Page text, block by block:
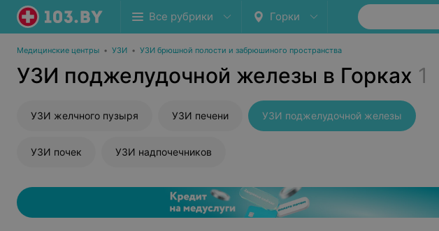
Все рубрики Горки
Медицинские центры • УЗИ • УЗИ брюшной полости и забрюшиного пространства
УЗИ поджелудочной железы в Горках 1
УЗИ желчного пузыря УЗИ печени УЗИ поджелудочной железы
УЗИ почек УЗИ надпочечников